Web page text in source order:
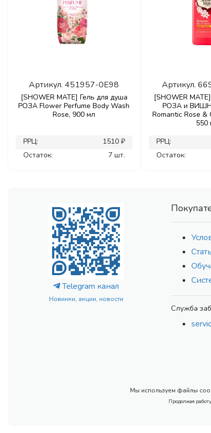
Артикул.451957-0E98
[SHOWER MATE] Гель для душа
РОЗА Flower Perfume Body Wash
Rose, 900 мл
РРЦ:
1510 ₽
Остаток:
7 шт.
Артикул.
[SHOWER
РОЗА и
Romantic Rose &
550
РРЦ:
Остаток:
Telegram канал
Новинки, акции, новости
Служба
Мы используем файлы
Продолжая